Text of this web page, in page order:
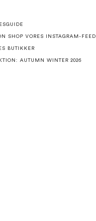
SHOP VORES INSTAGRAM-FEED
BUTIKKER
AUTUMN WINTER 2026